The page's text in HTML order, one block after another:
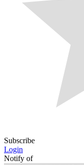
Subscribe
Login
Notify of